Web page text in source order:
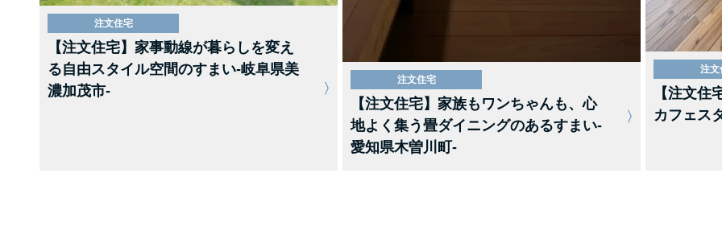
注文住宅
【注文住宅】家事動線が暮らしを変え
る自由スタイル空間のすまい-岐阜県美
濃加茂市-
注文住宅
【注文住宅】家族もワンちゃんも、心
地よく集う畳ダイニングのあるすまい-
愛知県木曽川町-
注文
【注文住
カフェス